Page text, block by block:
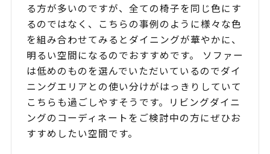
る方が多いのですが、全ての椅子を同じ色にす
るのではなく、こちらの事例のように様々な色
を組み合わせてみるとダイニングが華やかに、
明るい空間になるのでおすすめです。 ソファー
は低めのものを選んでいただいているのでダイ
ニングエリアとの使い分けがはっきりしていて
こちらも過ごしやすそうです。リビングダイニ
ングのコーディネートをご検討中の方にぜひお
すすめしたい空間です。